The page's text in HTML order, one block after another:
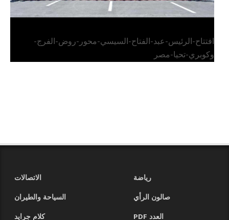
افتتاح-الرئيس-عبد-الفتاح-السيسي-محور-روض-الفرج-
وكوبري-تحيا-مصر
رياضة
الاتصالات
صالون الرأي
السياحة والطيران
العدد PDF
كلام جرايد